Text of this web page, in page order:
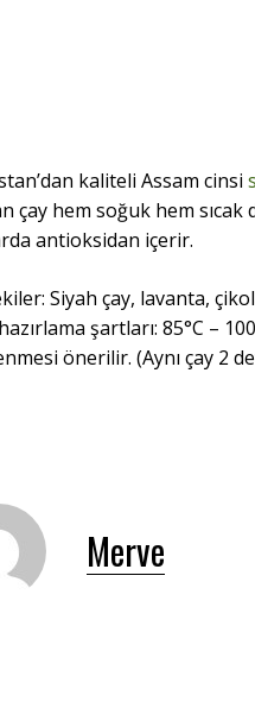
kaliteli Assam cinsi
çay hem soğuk hem
antioksidan içerir.
Siyah çay, lavanta,
şartları: 85°C –
önerilir. (Aynı çay 2
Merve